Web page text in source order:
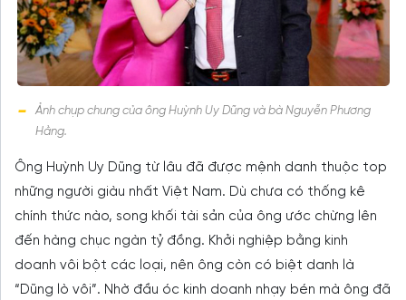
Ảnh chụp chung của ông Huỳnh Uy Dũng và bà Nguyễn Phương
Hằng.
Ông Huỳnh Uy Dũng từ lâu đã được mệnh danh thuộc top
những người giàu nhất Việt Nam. Dù chưa có thống kê
chính thức nào, song khối tài sản của ông ước chừng lên
đến hàng chục ngàn tỷ đồng. Khởi nghiệp bằng kinh
doanh vôi bột các loại, nên ông còn có biệt danh là
“Dũng lò vôi”. Nhờ đầu óc kinh doanh nhạy bén mà ông đã